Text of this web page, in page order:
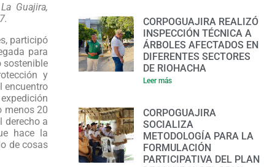
Guajira,
participó
para
sostenible
y
encuentro
menos 20
derecho a
hace la
de cosas
CORPOGUAJIRA REALIZÓ
INSPECCIÓN TÉCNICA A
ÁRBOLES AFECTADOS EN
DIFERENTES SECTORES
DE RIOHACHA
Leer más
CORPOGUAJIRA
SOCIALIZA
METODOLOGÍA PARA LA
FORMULACIÓN
PARTICIPATIVA DEL PLAN